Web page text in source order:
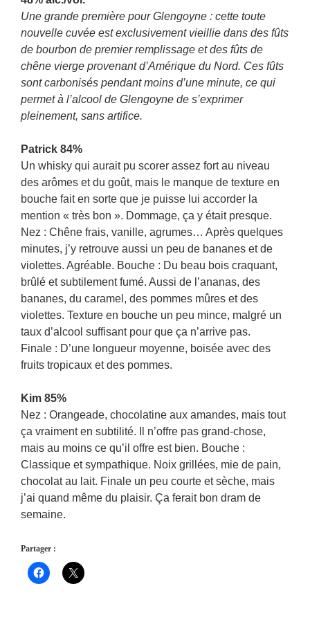
Une grande première pour Glengoyne : cette toute
nouvelle cuvée est exclusivement vieillie dans des fûts
de bourbon de premier remplissage et des fûts de
chêne vierge provenant d’Amérique du Nord. Ces fûts
sont carbonisés pendant moins d’une minute, ce qui
permet à l’alcool de Glengoyne de s’exprimer
pleinement, sans artifice.
Patrick 84%
Un whisky qui aurait pu scorer assez fort au niveau
des arômes et du goût, mais le manque de texture en
bouche fait en sorte que je puisse lui accorder la
mention « très bon ». Dommage, ça y était presque.
Nez : Chêne frais, vanille, agrumes… Après quelques
minutes, j’y retrouve aussi un peu de bananes et de
violettes. Agréable. Bouche : Du beau bois craquant,
brûlé et subtilement fumé. Aussi de l’ananas, des
bananes, du caramel, des pommes mûres et des
violettes. Texture en bouche un peu mince, malgré un
taux d’alcool suffisant pour que ça n’arrive pas.
Finale : D’une longueur moyenne, boisée avec des
fruits tropicaux et des pommes.
Kim 85%
Nez : Orangeade, chocolatine aux amandes, mais tout
ça vraiment en subtilité. Il n’offre pas grand-chose,
mais au moins ce qu’il offre est bien. Bouche :
Classique et sympathique. Noix grillées, mie de pain,
chocolat au lait. Finale un peu courte et sèche, mais
j’ai quand même du plaisir. Ça ferait bon dram de
semaine.
Partager :